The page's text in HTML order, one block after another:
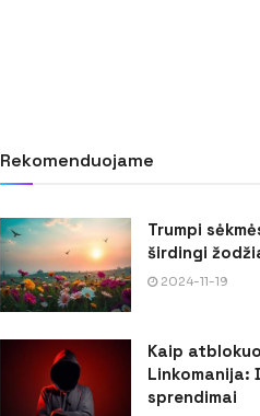
Rekomenduojame
Trumpi
širdingi
2024-11-19
Kaip
Linkomanija:
sprendimai